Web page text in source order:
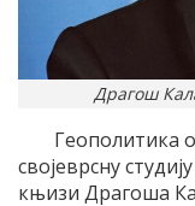
Драгош
Геополитика
својеврсну
књизи Драгоша